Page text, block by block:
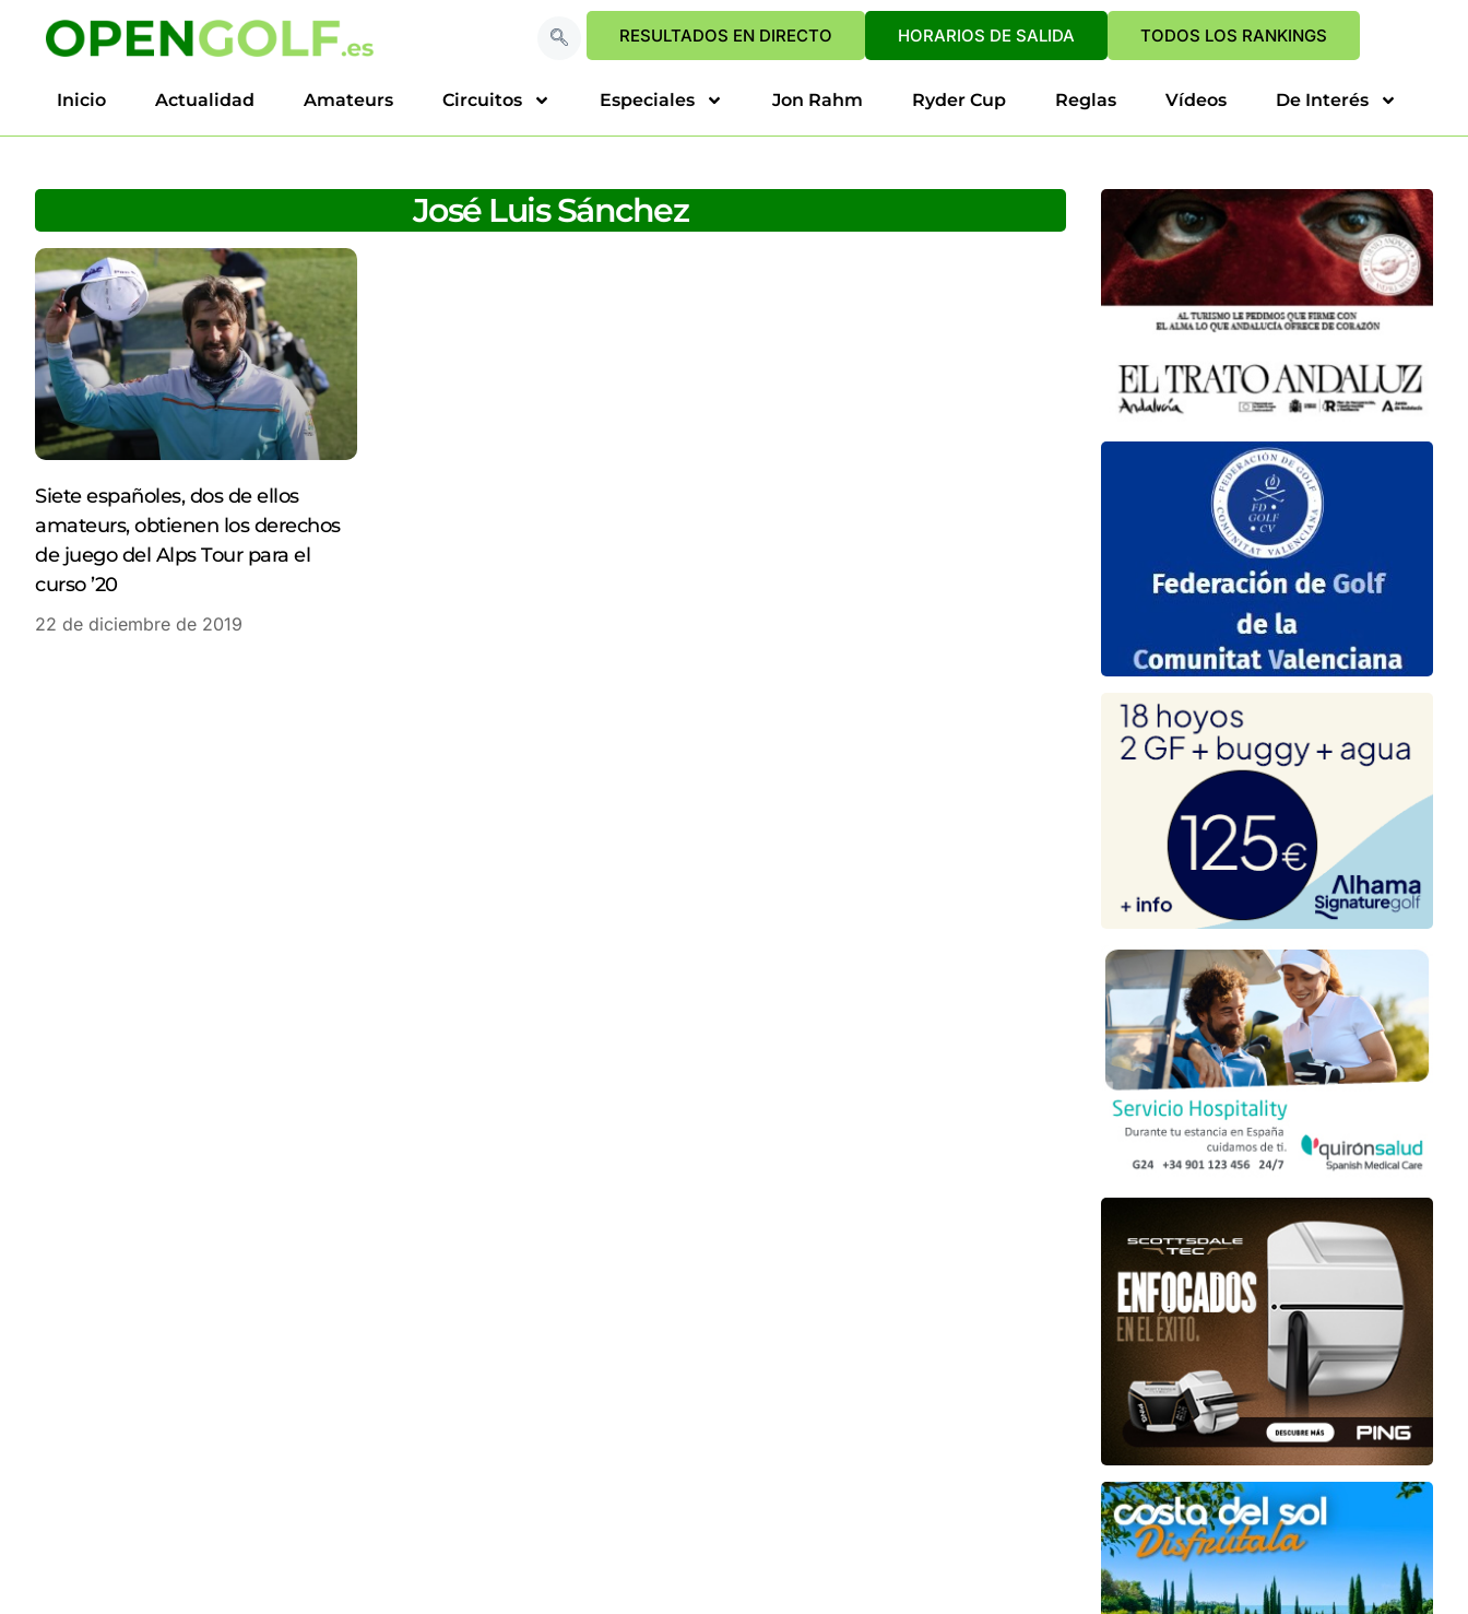
RESULTADOS EN DIRECTO HORARIOS DE SALIDA TODOS LOS RANKINGS
Inicio Actualidad Amateurs Circuitos Especiales Jon Rahm Ryder Cup Reglas Vídeos De Interés
José Luis Sánchez
Siete españoles, dos de ellos
amateurs, obtienen los derechos
de juego del Alps Tour para el
curso ’20
22 de diciembre de 2019